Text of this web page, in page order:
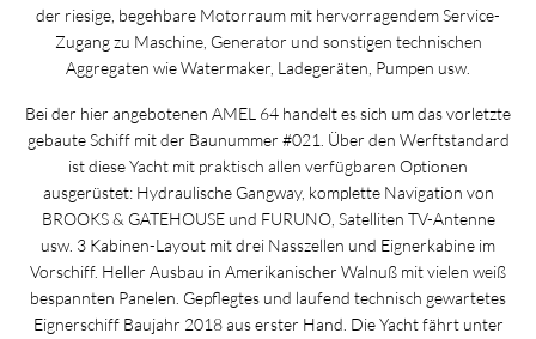
der riesige, begehbare Motorraum mit hervorragendem Service-
Zugang zu Maschine, Generator und sonstigen technischen
Aggregaten wie Watermaker, Ladegeräten, Pumpen usw.
Bei der hier angebotenen AMEL 64 handelt es sich um das vorletzte
gebaute Schiff mit der Baunummer #021. Über den Werftstandard
ist diese Yacht mit praktisch allen verfügbaren Optionen
ausgerüstet: Hydraulische Gangway, komplette Navigation von
BROOKS & GATEHOUSE und FURUNO, Satelliten TV-Antenne
usw. 3 Kabinen-Layout mit drei Nasszellen und Eignerkabine im
Vorschiff. Heller Ausbau in Amerikanischer Walnuß mit vielen weiß
bespannten Panelen. Gepflegtes und laufend technisch gewartetes
Eignerschiff Baujahr 2018 aus erster Hand. Die Yacht fährt unter